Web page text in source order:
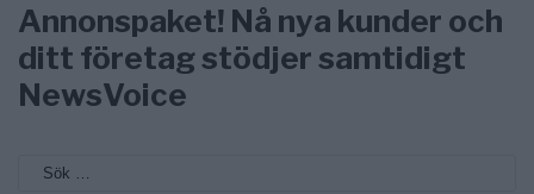
Annonspaket! Nå nya kunder och
ditt företag stödjer samtidigt
NewsVoice